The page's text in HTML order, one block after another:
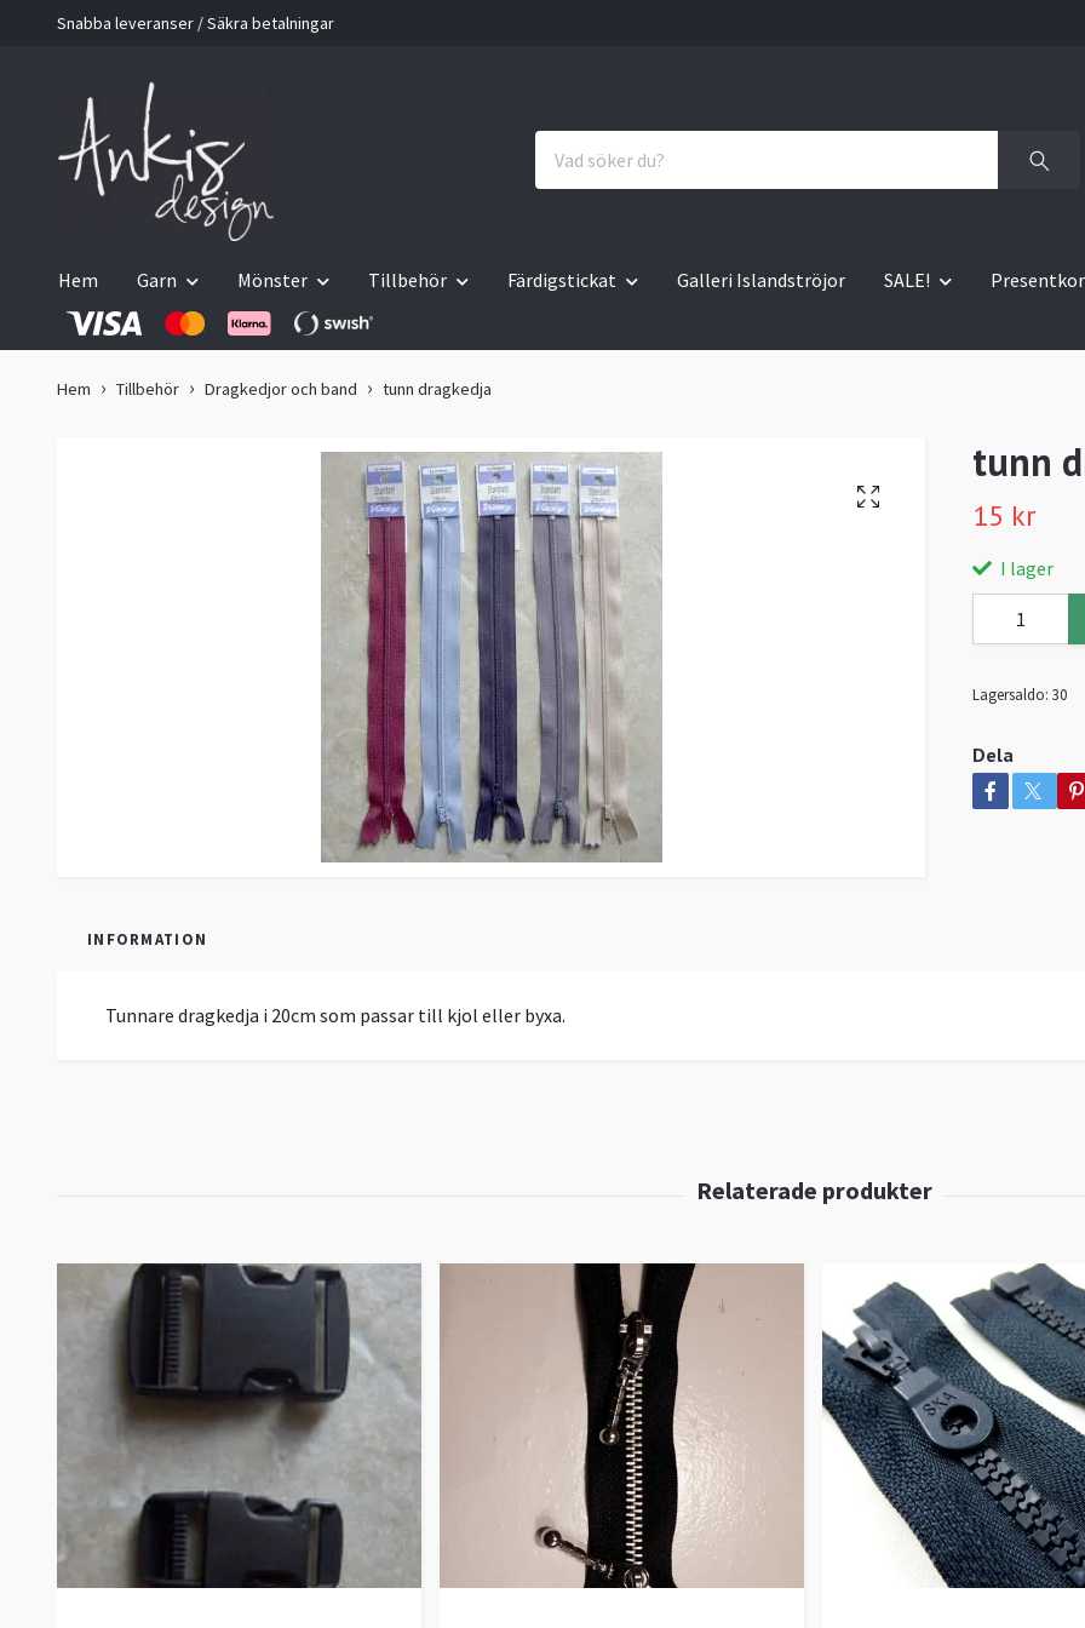
Snabba leveranser / Säkra betalningar
Hem Garn Mönster Tillbehör Färdigstickat Galleri Islandströjor SALE!
Hem Tillbehör Dragkedjor och band tunn dragkedja
tunn
15 kr
I lager
Lagersaldo: 30
Dela
INFORMATION
Tunnare dragkedja i 20cm som passar till kjol eller byxa.